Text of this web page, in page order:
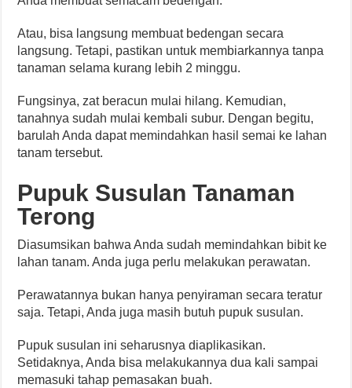
Atau, bisa langsung membuat bedengan secara
langsung. Tetapi, pastikan untuk membiarkannya tanpa
tanaman selama kurang lebih 2 minggu.
Fungsinya, zat beracun mulai hilang. Kemudian,
tanahnya sudah mulai kembali subur. Dengan begitu,
barulah Anda dapat memindahkan hasil semai ke lahan
tanam tersebut.
Pupuk Susulan Tanaman
Terong
Diasumsikan bahwa Anda sudah memindahkan bibit ke
lahan tanam. Anda juga perlu melakukan perawatan.
Perawatannya bukan hanya penyiraman secara teratur
saja. Tetapi, Anda juga masih butuh pupuk susulan.
Pupuk susulan ini seharusnya diaplikasikan.
Setidaknya, Anda bisa melakukannya dua kali sampai
memasuki tahap pemasakan buah.